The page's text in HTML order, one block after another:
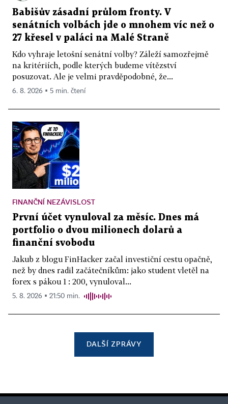
Babišův zásadní průlom fronty. V
senátních volbách jde o mnohem víc než o
27 křesel v paláci na Malé Straně
Kdo vyhraje letošní senátní volby? Záleží samozřejmě
na kritériích, podle kterých budeme vítězství
posuzovat. Ale je velmi pravděpodobné, že...
6. 8. 2026 ▪ 5 min. čtení
FINANČNÍ NEZÁVISLOST
První účet vynuloval za měsíc. Dnes má
portfolio o dvou milionech dolarů a
finanční svobodu
Jakub z blogu FinHacker začal investiční cestu opačně,
než by dnes radil začátečníkům: jako student vletěl na
forex s pákou 1 : 200, vynuloval...
5. 8. 2026 ▪ 21:50 min.
DALŠÍ ZPRÁVY